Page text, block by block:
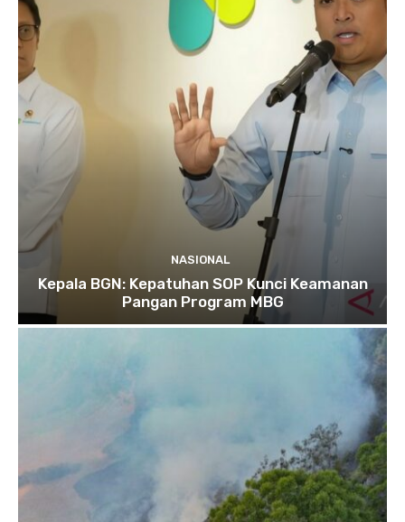
NASIONAL
Kepala BGN: Kepatuhan SOP Kunci Keamanan
Pangan Program MBG